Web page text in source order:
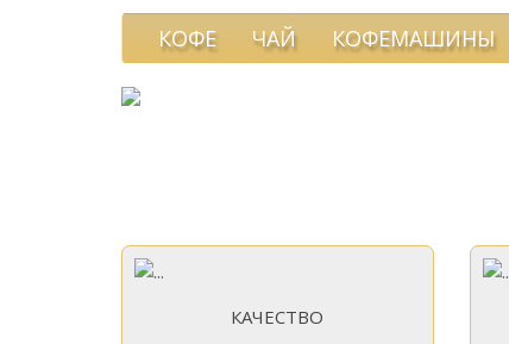
КОФЕ ЧАЙ КОФЕМАШИНЫ
КАЧЕСТВО